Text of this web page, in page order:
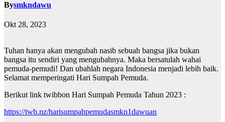
Bysmkndawu
Okt 28, 2023
Tuhan hanya akan mengubah nasib sebuah bangsa jika bukan
bangsa itu sendiri yang mengubahnya. Maka bersatulah wahai
pemuda-pemudi! Dan ubahlah negara Indonesia menjadi lebih baik.
Selamat memperingati Hari Sumpah Pemuda.
Berikut link twibbon Hari Sumpah Pemuda Tahun 2023 :
https://twb.nz/harisumpahpemudasmkn1dawuan